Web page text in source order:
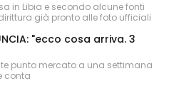
in Libia e secondo alcune fonti
già pronto alle foto ufficiali
"ecco cosa arriva. 3
punto mercato a una settimana
conta